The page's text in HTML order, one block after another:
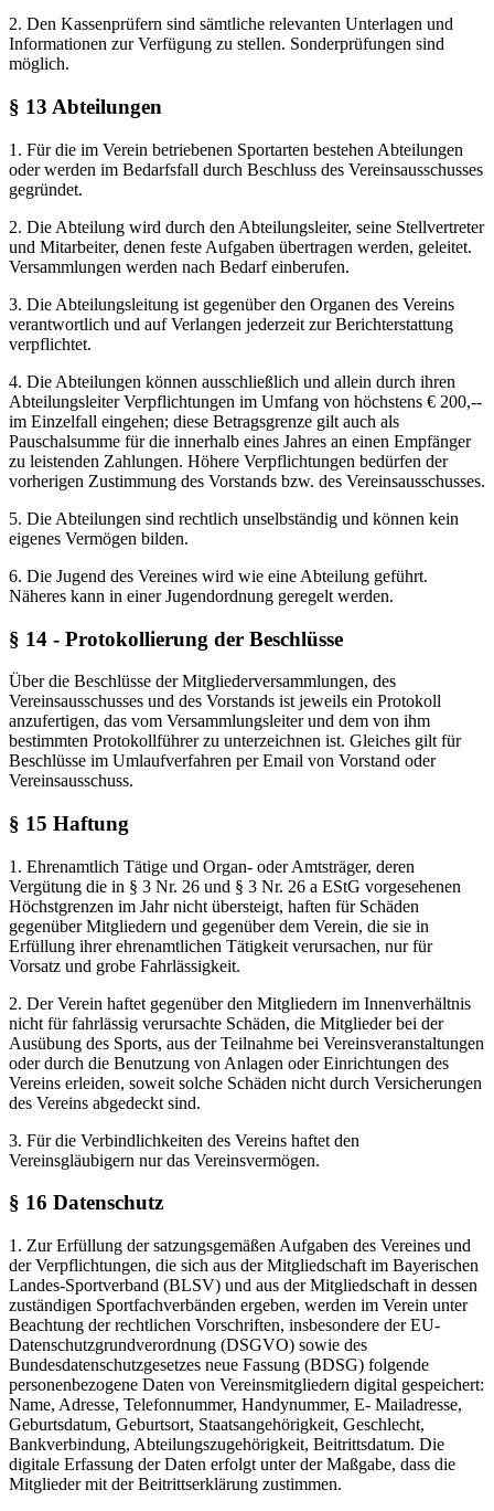
2. Den Kassenprüfern sind sämtliche relevanten Unterlagen und
Informationen zur Verfügung zu stellen. Sonderprüfungen sind
möglich.
§ 13 Abteilungen
1. Für die im Verein betriebenen Sportarten bestehen Abteilungen
oder werden im Bedarfsfall durch Beschluss des Vereinsausschusses
gegründet.
2. Die Abteilung wird durch den Abteilungsleiter, seine Stellvertreter
und Mitarbeiter, denen feste Aufgaben übertragen werden, geleitet.
Versammlungen werden nach Bedarf einberufen.
3. Die Abteilungsleitung ist gegenüber den Organen des Vereins
verantwortlich und auf Verlangen jederzeit zur Berichterstattung
verpflichtet.
4. Die Abteilungen können ausschließlich und allein durch ihren
Abteilungsleiter Verpflichtungen im Umfang von höchstens € 200,--
im Einzelfall eingehen; diese Betragsgrenze gilt auch als
Pauschalsumme für die innerhalb eines Jahres an einen Empfänger
zu leistenden Zahlungen. Höhere Verpflichtungen bedürfen der
vorherigen Zustimmung des Vorstands bzw. des Vereinsausschusses.
5. Die Abteilungen sind rechtlich unselbständig und können kein
eigenes Vermögen bilden.
6. Die Jugend des Vereines wird wie eine Abteilung geführt.
Näheres kann in einer Jugendordnung geregelt werden.
§ 14 - Protokollierung der Beschlüsse
Über die Beschlüsse der Mitgliederversammlungen, des
Vereinsausschusses und des Vorstands ist jeweils ein Protokoll
anzufertigen, das vom Versammlungsleiter und dem von ihm
bestimmten Protokollführer zu unterzeichnen ist. Gleiches gilt für
Beschlüsse im Umlaufverfahren per Email von Vorstand oder
Vereinsausschuss.
§ 15 Haftung
1. Ehrenamtlich Tätige und Organ- oder Amtsträger, deren
Vergütung die in § 3 Nr. 26 und § 3 Nr. 26 a EStG vorgesehenen
Höchstgrenzen im Jahr nicht übersteigt, haften für Schäden
gegenüber Mitgliedern und gegenüber dem Verein, die sie in
Erfüllung ihrer ehrenamtlichen Tätigkeit verursachen, nur für
Vorsatz und grobe Fahrlässigkeit.
2. Der Verein haftet gegenüber den Mitgliedern im Innenverhältnis
nicht für fahrlässig verursachte Schäden, die Mitglieder bei der
Ausübung des Sports, aus der Teilnahme bei Vereinsveranstaltungen
oder durch die Benutzung von Anlagen oder Einrichtungen des
Vereins erleiden, soweit solche Schäden nicht durch Versicherungen
des Vereins abgedeckt sind.
3. Für die Verbindlichkeiten des Vereins haftet den
Vereinsgläubigern nur das Vereinsvermögen.
§ 16 Datenschutz
1. Zur Erfüllung der satzungsgemäßen Aufgaben des Vereines und
der Verpflichtungen, die sich aus der Mitgliedschaft im Bayerischen
Landes-Sportverband (BLSV) und aus der Mitgliedschaft in dessen
zuständigen Sportfachverbänden ergeben, werden im Verein unter
Beachtung der rechtlichen Vorschriften, insbesondere der EU-
Datenschutzgrundverordnung (DSGVO) sowie des
Bundesdatenschutzgesetzes neue Fassung (BDSG) folgende
personenbezogene Daten von Vereinsmitgliedern digital gespeichert:
Name, Adresse, Telefonnummer, Handynummer, E- Mailadresse,
Geburtsdatum, Geburtsort, Staatsangehörigkeit, Geschlecht,
Bankverbindung, Abteilungszugehörigkeit, Beitrittsdatum. Die
digitale Erfassung der Daten erfolgt unter der Maßgabe, dass die
Mitglieder mit der Beitrittserklärung zustimmen.